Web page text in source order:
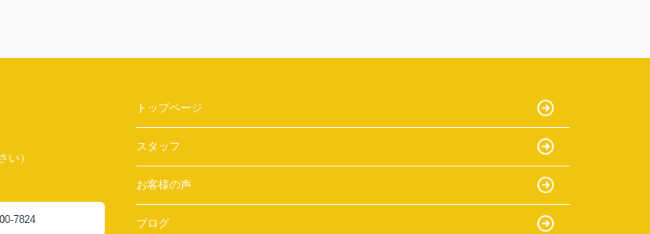
い）
7824
トップページ
スタッフ
お客様の声
ブログ